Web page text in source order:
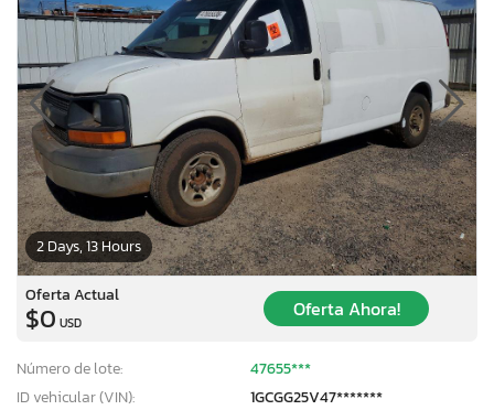
2 Days, 13 Hours
Oferta Actual
$0 USD
Oferta Ahora!
Número de lote:
47655***
ID vehicular (VIN):
1GCGG25V47*******